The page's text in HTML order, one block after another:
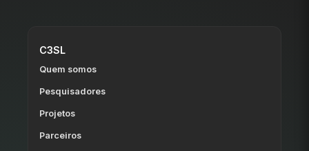
C3SL
Quem somos
Pesquisadores
Projetos
Parceiros